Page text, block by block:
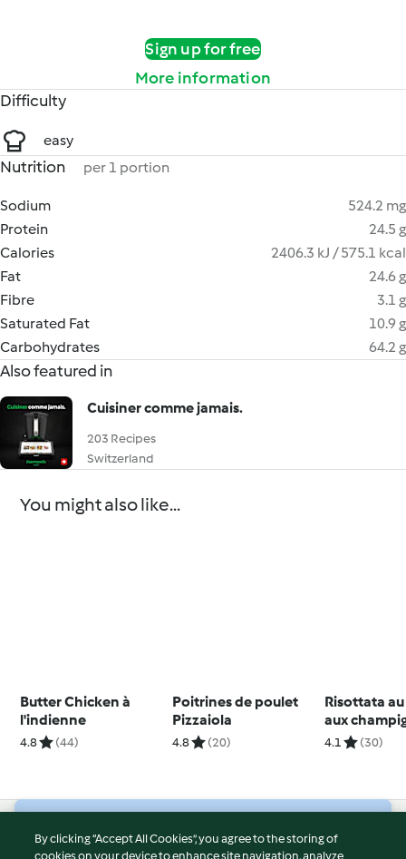
Sign up for free
More information
Difficulty
easy
Nutrition per 1 portion
Sodium
524.2 mg
Protein
24.5 g
Calories
2406.3 kJ / 575.1 kcal
Fat
24.6 g
Fibre
3.1 g
Saturated Fat
10.9 g
Carbohydrates
64.2 g
Also featured in
Cuisiner comme jamais.
203 Recipes
Switzerland
You might also like...
Butter Chicken à
l'indienne
4.8 (44)
Poitrines de poulet
Pizzaiola
4.8 (20)
Risottata
aux
4.1 (30)
© Copyright 2026
By clicking “Accept All Cookies”, you agree to the storing of
cookies on your device to enhance site navigation, analyze